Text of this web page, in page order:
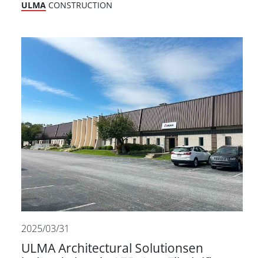
ULMA CONSTRUCTION
2025/03/31
ULMA Architectural Solutionsen